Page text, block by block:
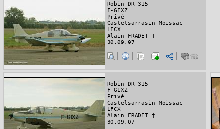
Robin DR 315
F-GIXZ
Privé
Castelsarrasin Moissac -
LFCX
Alain FRADET †
30.09.07
Robin DR 315
F-GIXZ
Privé
Castelsarrasin Moissac -
LFCX
Alain FRADET †
30.09.07